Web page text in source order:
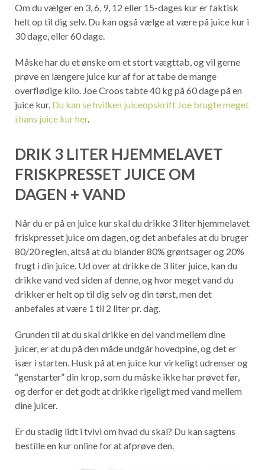
Om du vælger en 3, 6, 9, 12 eller 15-dages kur er faktisk
helt op til dig selv. Du kan også vælge at være på juice kur i
30 dage, eller 60 dage.
Måske har du et ønske om et stort vægttab, og vil gerne
prøve en længere juice kur af for at tabe de mange
overflødige kilo. Joe Croos tabte 40 kg på 60 dage på en
juice kur. Du kan se hvilken juiceopskrift Joe brugte meget
i hans juice kur her.
DRIK 3 LITER HJEMMELAVET
FRISKPRESSET JUICE OM
DAGEN + VAND
Når du er på en juice kur skal du drikke 3 liter hjemmelavet
friskpresset juice om dagen, og det anbefales at du bruger
80/20 reglen, altså at du blander 80% grøntsager og 20%
frugt i din juice. Ud over at drikke de 3 liter juice, kan du
drikke vand ved siden af denne, og hvor meget vand du
drikker er helt op til dig selv og din tørst, men det
anbefales at være 1 til 2 liter pr. dag.
Grunden til at du skal drikke en del vand mellem dine
juicer, er at du på den måde undgår hovedpine, og det er
især i starten. Husk på at en juice kur virkeligt udrenser og
“genstarter” din krop, som du måske ikke har prøvet før,
og derfor er det godt at drikke rigeligt med vand mellem
dine juicer.
Er du stadig lidt i tvivl om hvad du skal? Du kan sagtens
bestille en kur online for at afprøve den.